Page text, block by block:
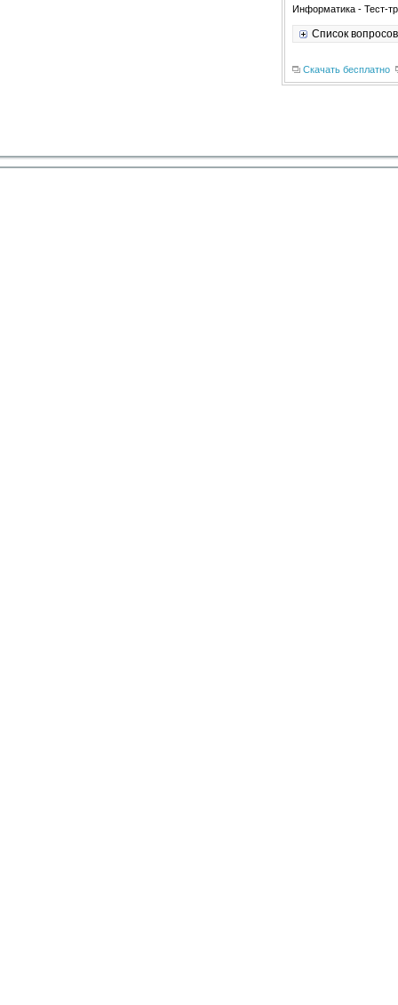
Информатика - Тест-
Список
Скачать бесплатно